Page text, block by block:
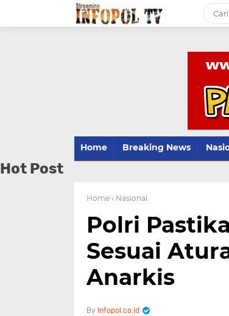
Home Breaking News
Hot Post
Home › Nasional
Polri
Sesuai
Anarkis
Infopol.co.id